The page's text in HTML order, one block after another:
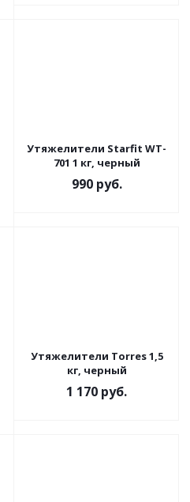
Утяжелители Starfit WT-
701 1 кг, черный
990руб.
Утяжелители Torres 1,5
кг, черный
1 170 руб.